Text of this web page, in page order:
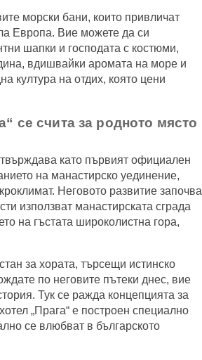
морски бани, които привличат
Европа. Вие можете да си
шапки и господата с костюми,
вдишвайки аромата на море и
култура на отдих, която цени
се счита за родното място
като първият официален
на манастирско уединение,
Неговото развитие започва
използват манастирската сграда
на гъстата широколистна гора,
за хората, търсещи истинско
по неговите пътеки днес, вие
Тук се ражда концепцията за
„Прага“ е построен специално
се влюбват в българското